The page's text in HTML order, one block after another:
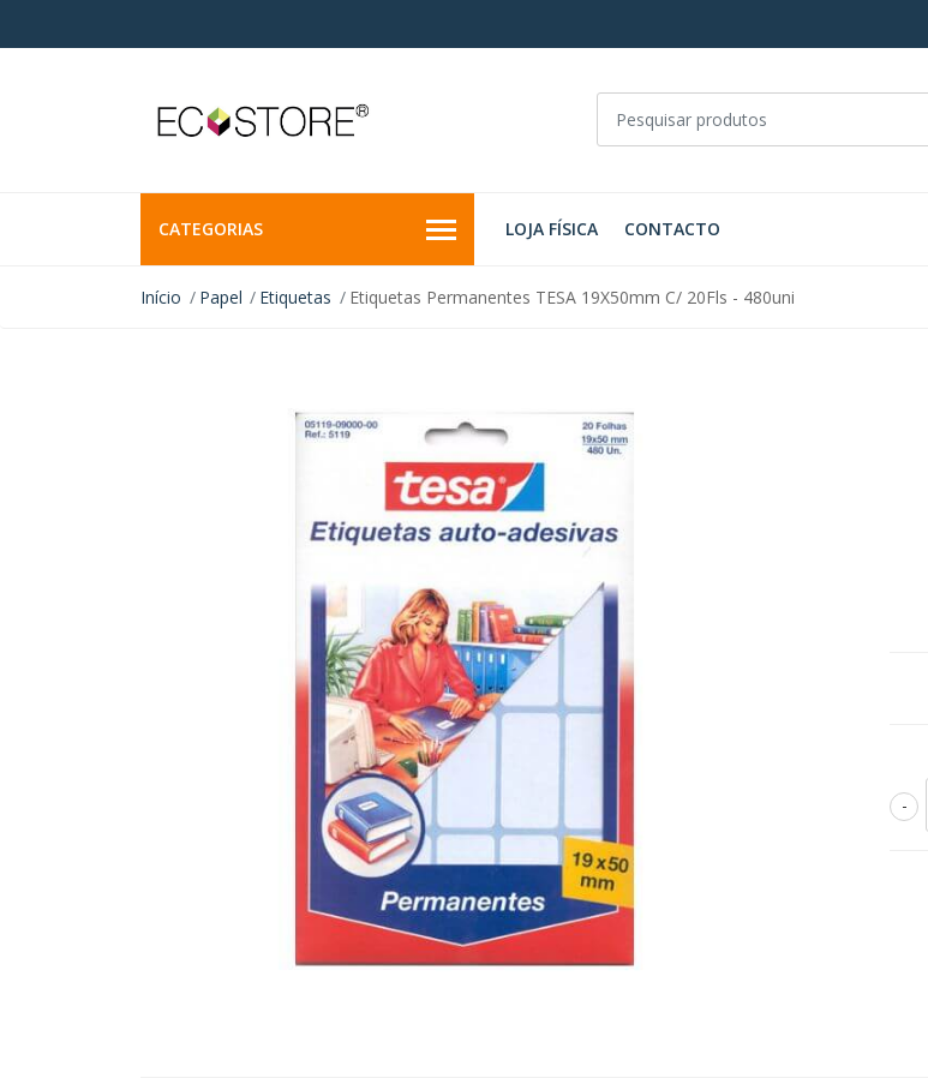
CATEGORIAS LOJA FÍSICA CONTACTO
Início Papel Etiquetas Etiquetas Permanentes TESA 19X50mm C/ 20Fls - 480uni
-